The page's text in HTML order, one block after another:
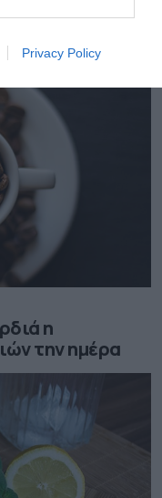
Privacy Policy
τη σαλμονέλα –
η
την ημέρα